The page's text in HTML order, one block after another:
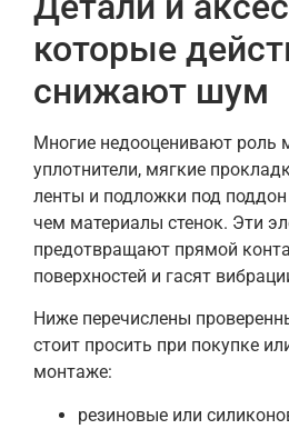
которые
снижают шум
Многие недооценивают роль
уплотнители, мягкие
ленты и подложки под
чем материалы стенок. Эти
предотвращают прямой
поверхностей и гасят
Ниже перечислены
стоит просить при покупке
монтаже:
резиновые или